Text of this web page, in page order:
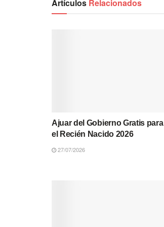
Artículos Relacionados
Ajuar del Gobierno Gratis para
el Recién Nacido 2026
27/07/2026